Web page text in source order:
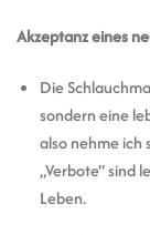
Akzeptanz eines
Die
sondern eine
also nehme ich
„Verbote“ sind
Leben.